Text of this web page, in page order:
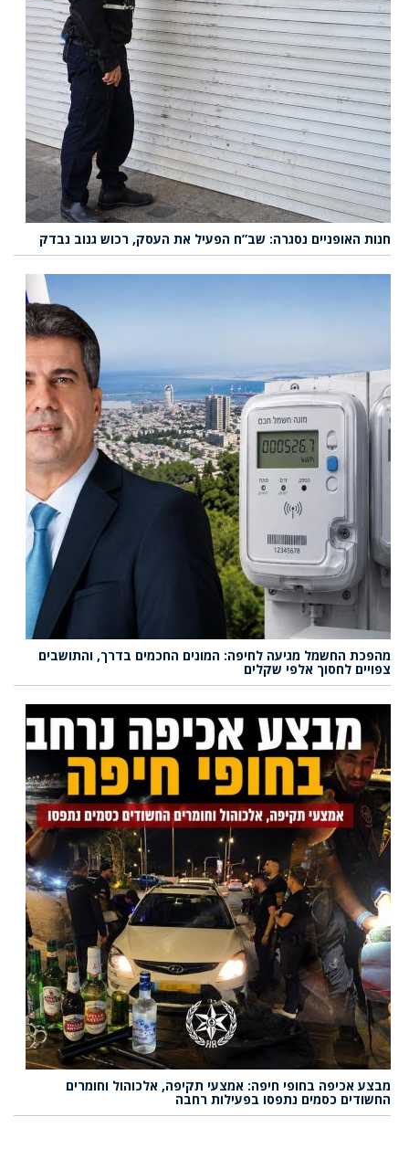
חנות האופניים נסגרה: שב”ח הפעיל את העסק, רכוש גנוב נבדק
מהפכת החשמל מגיעה לחיפה: המונים החכמים בדרך, והתושבים
צפויים לחסוך אלפי שקלים
מבצע אכיפה בחופי חיפה: אמצעי תקיפה, אלכוהול וחומרים
החשודים כסמים נתפסו בפעילות רחבה